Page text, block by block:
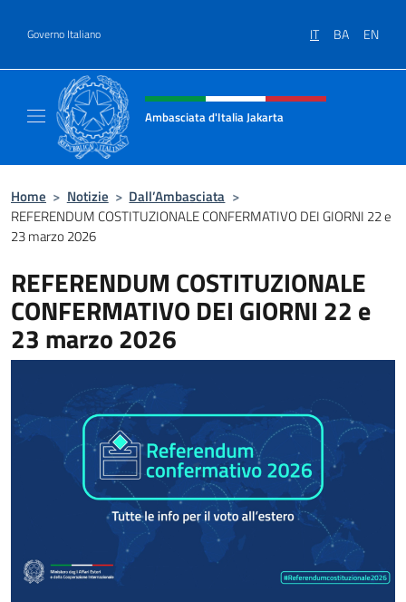
Governo Italiano IT BA EN
Intestazione sito, social e menù
Ambasciata d'Italia Jakarta
Home > Notizie > Dall’Ambasciata >
REFERENDUM COSTITUZIONALE CONFERMATIVO DEI GIORNI 22 e
23 marzo 2026
REFERENDUM COSTITUZIONALE
CONFERMATIVO DEI GIORNI 22 e
23 marzo 2026